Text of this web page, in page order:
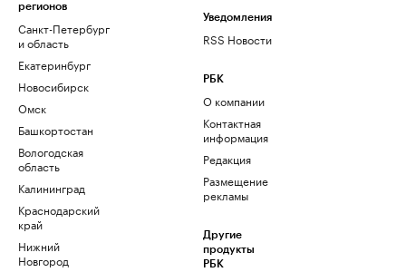
регионов
Санкт-Петербург
и область
Екатеринбург
Новосибирск
Омск
Башкортостан
Вологодская
область
Калининград
Краснодарский
край
Нижний
Новгород
Уведомления
RSS Новости
РБК
О компании
Контактная
информация
Редакция
Размещение
рекламы
Другие
продукты
РБК